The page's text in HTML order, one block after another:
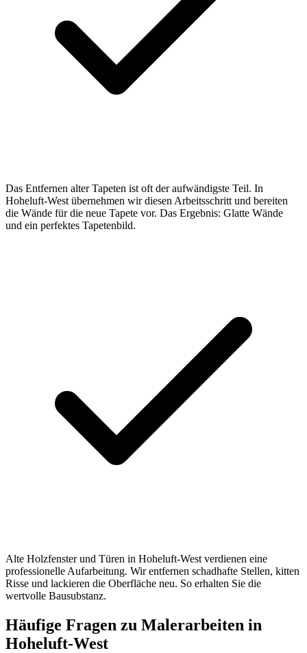
Das Entfernen alter Tapeten ist oft der aufwändigste Teil. In
Hoheluft-West übernehmen wir diesen Arbeitsschritt und bereiten
die Wände für die neue Tapete vor. Das Ergebnis: Glatte Wände
und ein perfektes Tapetenbild.
Alte Holzfenster und Türen in Hoheluft-West verdienen eine
professionelle Aufarbeitung. Wir entfernen schadhafte Stellen, kitten
Risse und lackieren die Oberfläche neu. So erhalten Sie die
wertvolle Bausubstanz.
Häufige Fragen zu Malerarbeiten in
Hoheluft-West